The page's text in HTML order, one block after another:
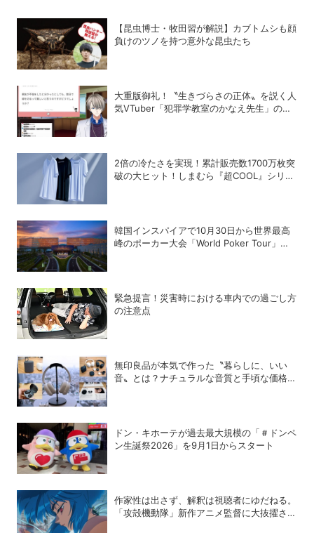
【昆虫博士・牧田習が解説】カブトムシも顔
負けのツノを持つ意外な昆虫たち
大重版御礼！〝生きづらさの正体〟を説く人
気VTuber「犯罪学教室のかなえ先生」の正
2倍の冷たさを実現！累計販売数1700万枚突
破の大ヒット！しまむら『超COOL』シリー
韓国インスパイアで10月30日から世界最高
峰のポーカー大会「World Poker Tour」を
緊急提言！災害時における車内での過ごし方
の注意点
無印良品が本気で作った〝暮らしに、いい
音〟とは？ナチュラルな音質と手頃な価格を
ドン・キホーテが過去最大規模の「＃ドンペ
ン生誕祭2026」を9月1日からスタート
作家性は出さず、解釈は視聴者にゆだねる。
「攻殻機動隊」新作アニメ監督に大抜擢され